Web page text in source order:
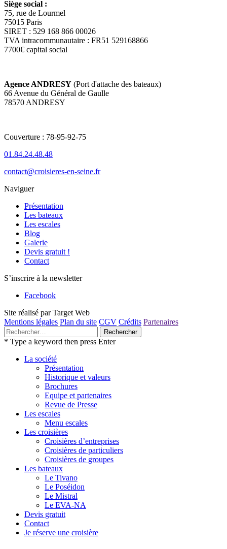
Siège social :
75, rue de Lourmel
75015 Paris
SIRET : 529 168 866 00026
TVA intracommunautaire : FR51 529168866
7700€ capital social
Agence ANDRESY (Port d'attache des bateaux)
66 Avenue du Général de Gaulle
78570 ANDRESY
Couverture : 78-95-92-75
01.84.24.48.48
contact@croisieres-en-seine.fr
Naviguer
Présentation
Les bateaux
Les escales
Blog
Galerie
Devis gratuit !
Contact
S’inscrire à la newsletter
Facebook
Site réalisé par Target Web
Mentions légales Plan du site CGV Crédits Partenaires
Rechercher :
* Type a keyword then press Enter
La société
Présentation
Historique et valeurs
Brochures
Equipe et partenaires
Revue de Presse
Les escales
Menu escales
Les croisières
Croisières d’entreprises
Croisières de particuliers
Croisières de groupes
Les bateaux
Le Tivano
Le Poséidon
Le Mistral
Le EVA-NA
Devis gratuit
Contact
Je réserve une croisière